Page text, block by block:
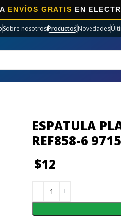
GRATISEN ELECTRO
Sobre nosotrosProductosNovedades
ESPATULA
REF858-6
$12